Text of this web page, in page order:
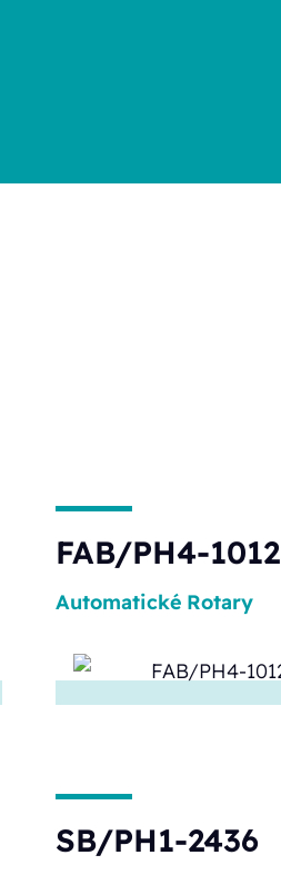
FAB/PH4-1012
Automatické Rotary
SB/PH1-2436